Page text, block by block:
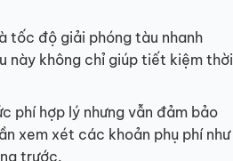
tốc độ giải phóng tàu nhanh
này không chỉ giúp tiết kiệm thời
phí hợp lý nhưng vẫn đảm bảo
xem xét các khoản phụ phí như
trước.